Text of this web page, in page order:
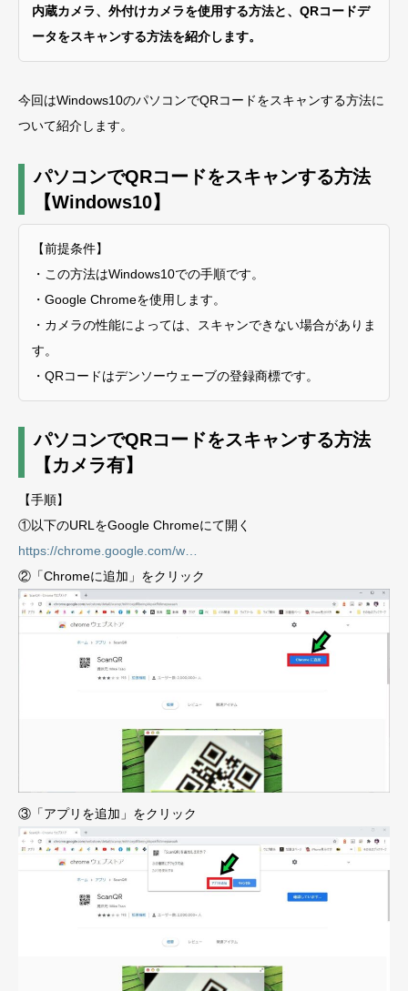
内蔵カメラ、外付けカメラを使用する方法と、QRコードデ
ータをスキャンする方法を紹介します。
今回はWindows10のパソコンでQRコードをスキャンする方法に
ついて紹介します。
パソコンでQRコードをスキャンする方法
【Windows10】
【前提条件】
・この方法はWindows10での手順です。
・Google Chromeを使用します。
・カメラの性能によっては、スキャンできない場合がありま
す。
・QRコードはデンソーウェーブの登録商標です。
パソコンでQRコードをスキャンする方法
【カメラ有】
【手順】
①以下のURLをGoogle Chromeにて開く
https://chrome.google.com/w…
②「Chromeに追加」をクリック
③「アプリを追加」をクリック